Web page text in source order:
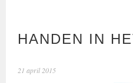
HANDEN IN
21 april 2015